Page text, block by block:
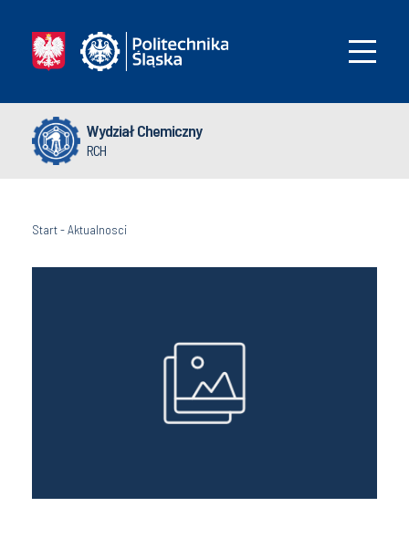
Wydział Chemiczny
RCH
Start-Aktualnosci